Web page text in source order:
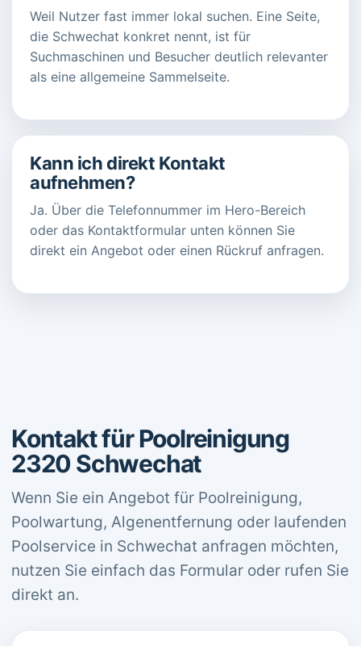
Weil Nutzer fast immer lokal suchen. Eine Seite,
die Schwechat konkret nennt, ist für
Suchmaschinen und Besucher deutlich relevanter
als eine allgemeine Sammelseite.
Kann ich direkt Kontakt
aufnehmen?
Ja. Über die Telefonnummer im Hero-Bereich
oder das Kontaktformular unten können Sie
direkt ein Angebot oder einen Rückruf anfragen.
Kontakt für Poolreinigung
2320 Schwechat
Wenn Sie ein Angebot für Poolreinigung,
Poolwartung, Algenentfernung oder laufenden
Poolservice in Schwechat anfragen möchten,
nutzen Sie einfach das Formular oder rufen Sie
direkt an.